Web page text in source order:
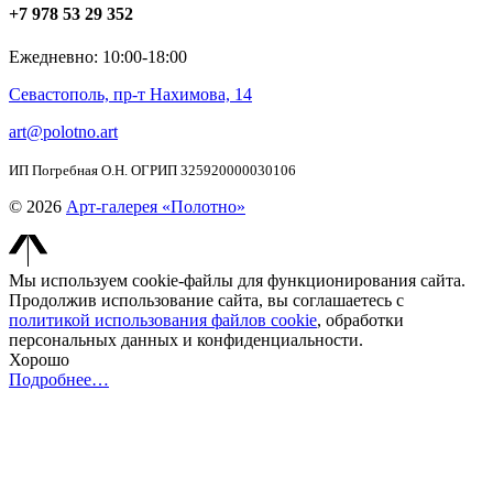
+7 978 53 29 352
Ежедневно: 10:00-18:00
Севастополь, пр-т Нахимова, 14
art@polotno.art
ИП Погребная О.Н. ОГРИП 325920000030106
© 2026 Арт-галерея «Полотно»
Мы используем cookie-файлы для функционирования сайта.
Продолжив использование сайта, вы соглашаетесь с
политикой использования файлов cookie, обработки
персональных данных и конфиденциальности.
Хорошо
Подробнее…